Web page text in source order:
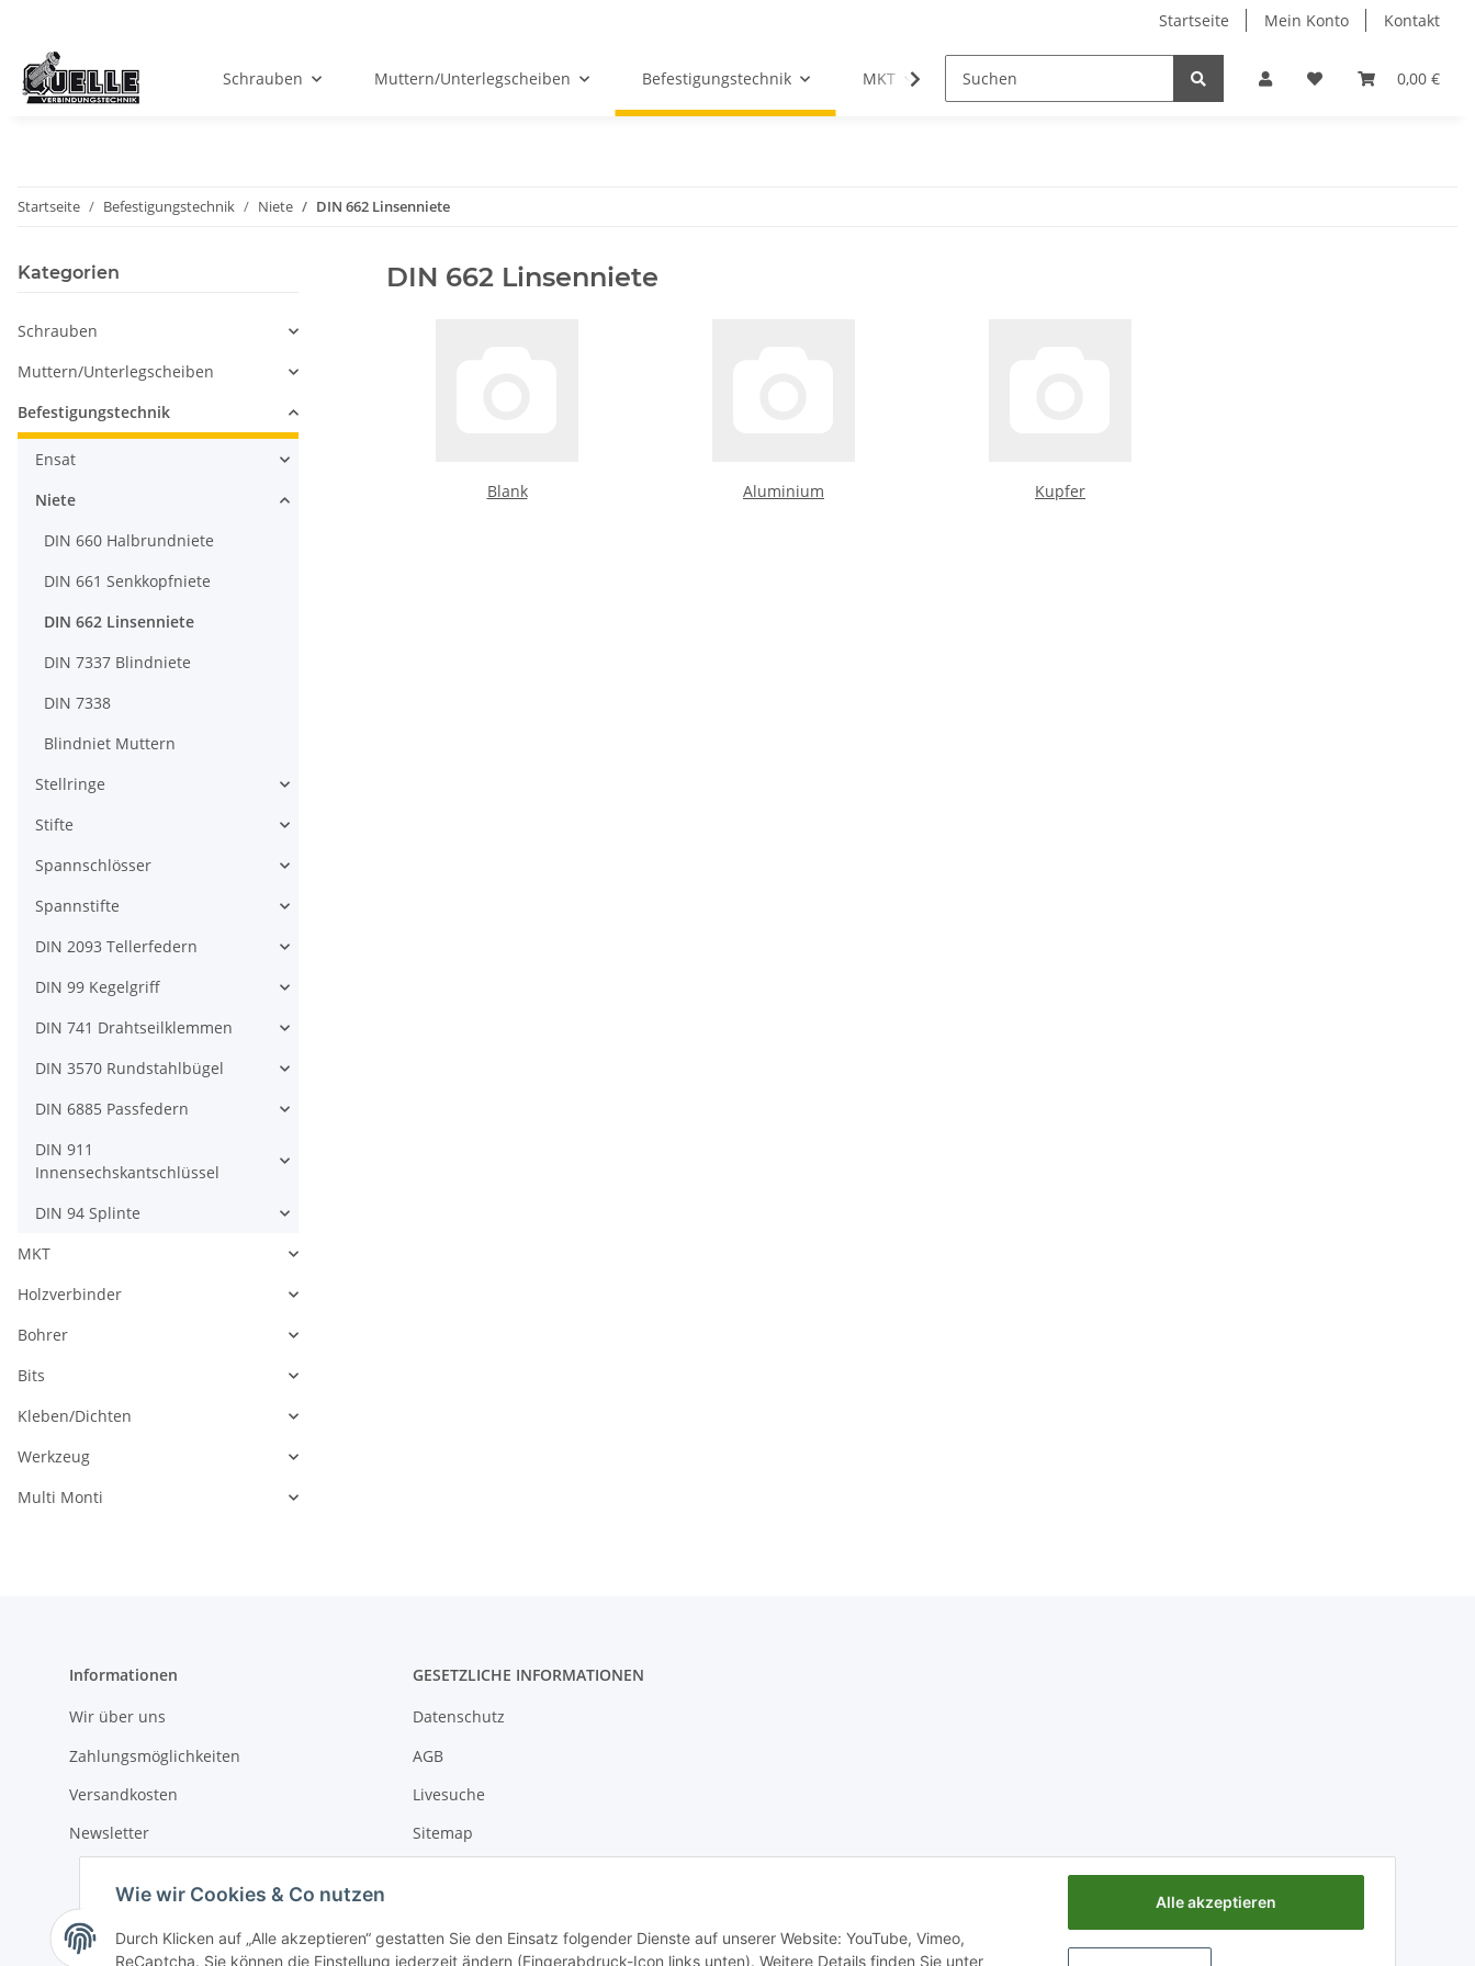
Startseite Mein Konto Kontakt
0,00 €
Schrauben Muttern/Unterlegscheiben Befestigungstechnik MKT Holzverbinder Bohrer Bits Kleben/
Startseite Befestigungstechnik Niete DIN 662 Linsenniete
DIN 662 Linsenniete
Blank Aluminium Kupfer
Kategorien
Schrauben
Muttern/Unterlegscheiben
Befestigungstechnik
Ensat
Niete
DIN 660 Halbrundniete
DIN 661 Senkkopfniete
DIN 662 Linsenniete
DIN 7337 Blindniete
DIN 7338
Blindniet Muttern
Stellringe
Stifte
Spannschlösser
Spannstifte
DIN 2093 Tellerfedern
DIN 99 Kegelgriff
DIN 741 Drahtseilklemmen
DIN 3570 Rundstahlbügel
DIN 6885 Passfedern
DIN 911
Innensechskantschlüssel
DIN 94 Splinte
MKT
Holzverbinder
Bohrer
Bits
Kleben/Dichten
Werkzeug
Multi Monti
Informationen
Wir über uns
Zahlungsmöglichkeiten
Versandkosten
Newsletter
GESETZLICHE INFORMATIONEN
Datenschutz
AGB
Livesuche
Sitemap
Wie wir Cookies & Co nutzen
Durch Klicken auf „Alle akzeptieren“ gestatten Sie den Einsatz folgender Dienste auf unserer Website: YouTube, Vimeo,
ReCaptcha. Sie können die Einstellung jederzeit ändern (Fingerabdruck-Icon links unten). Weitere Details finden Sie unter
Alle akzeptieren